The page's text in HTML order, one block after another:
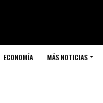
ECONOMÍA MÁS NOTICIAS